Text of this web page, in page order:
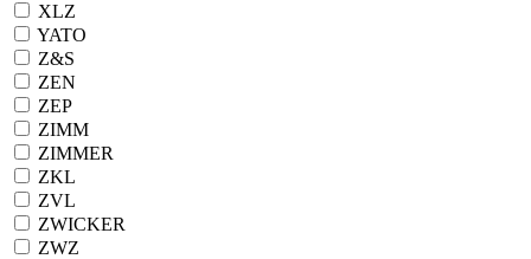
XLZ
YATO
Z&S
ZEN
ZEP
ZIMM
ZIMMER
ZKL
ZVL
ZWICKER
ZWZ